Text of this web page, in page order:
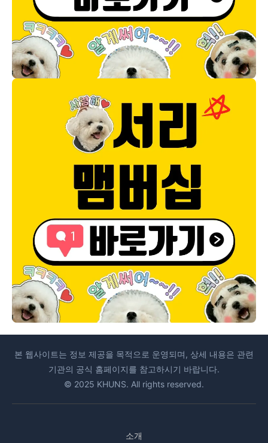
본 웹사이트는 정보 제공을 목적으로 운영되며, 상세 내용은 관련
기관의 공식 홈페이지를 참고하시기 바랍니다.
© 2025 KHUNS. All rights reserved.
소개